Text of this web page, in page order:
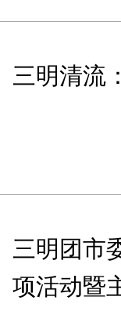
三明清流
三明团市
项活动暨